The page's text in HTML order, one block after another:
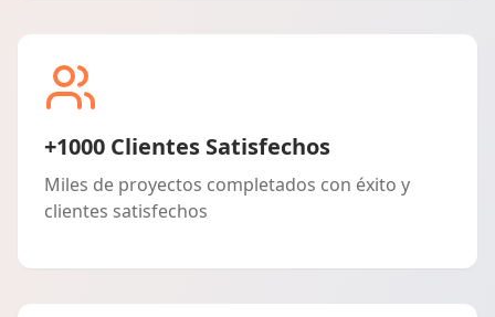
+1000 Clientes Satisfechos
Miles de proyectos completados con éxito y
clientes satisfechos